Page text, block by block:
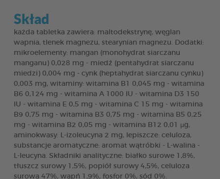
Skład
każda tabletka zawiera: maltodekstrynę, węglan
wapnia, tlenek magnezu, stearynian magnezu. Dodatki:
mikroelementy: mangan (monohydrat siarczanu
manganu) 0,028 mg - miedź (pentahydrat siarczanu
miedzi) 0,004 mg - cynk (heptahydrat siarczanu cynku)
0,003 mg, witaminy: witamina B1 0,045 mg - witamina
B6 0,124 mg - witamina A 1000 IU - witamina D3 150
IU - witamina E 0,5 mg - witamina C 15 mg - witamina
B9 0,75 mg - witamina B3 0,75 mg - witamina B5 0,25
mg - witamina B2 0,05 mg - witamina B12 0,01 μg,
aminokwasy: L-izoleucyna 2 mg, lepiszcze: celuloza,
substancje aromatyczne: aromat wątróbki - L-walina -
L-leucyna. Składniki analityczne: białko surowe 1,8%,
tłuszcz surowy 1,5%, popiół surowy 4,5%, celuloza
surowa 47%, wapń 1,9%, fosfor 0%, sód 0%.